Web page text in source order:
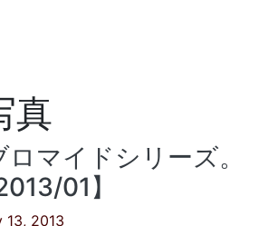
真
マイドシリーズ。
01】
13, 2013